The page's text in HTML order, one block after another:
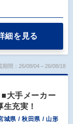
細を見る
期間：26/08/04～26/08/18
■大手メーカー
充実！
城県 / 秋田県 / 山形